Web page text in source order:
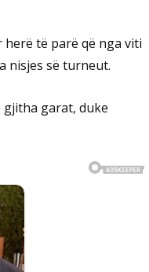
të parë që nga viti
nisjes së turneut.
gjitha garat, duke